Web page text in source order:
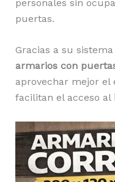
personales sin
puertas.
Gracias a su
armarios con
aprovechar mejor el
facilitan el acceso